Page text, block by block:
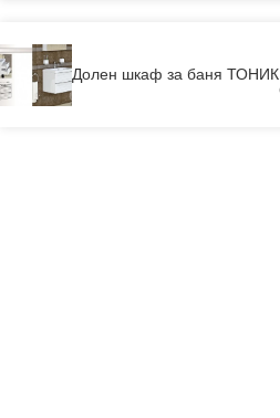
Долен шкаф за баня ТОНИК